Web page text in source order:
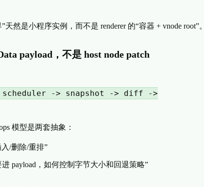
然是小程序实例，而不是 renderer 的“容器 + vnode root”。
payload，不是 host node patch
-> snapshot -> diff ->
模型是两套抽象：
入/删除/重排”
payload，如何控制字节大小和回退策略”